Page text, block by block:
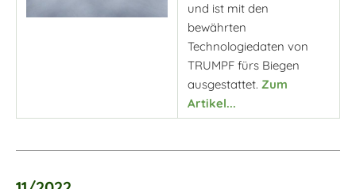
und ist mit den
bewährten
Technologiedaten von
TRUMPF fürs Biegen
ausgestattet. Zum
Artikel...